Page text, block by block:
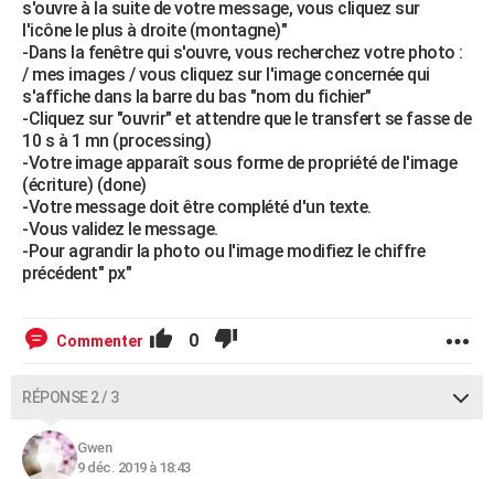
s'ouvre à la suite de votre message, vous cliquez sur
l'icône le plus à droite (montagne)"
-Dans la fenêtre qui s'ouvre, vous recherchez votre photo :
/ mes images / vous cliquez sur l'image concernée qui
s'affiche dans la barre du bas "nom du fichier"
-Cliquez sur "ouvrir" et attendre que le transfert se fasse de
10 s à 1 mn (processing)
-Votre image apparaît sous forme de propriété de l'image
(écriture) (done)
-Votre message doit être complété d'un texte.
-Vous validez le message.
-Pour agrandir la photo ou l'image modifiez le chiffre
précédent" px"
Commenter 0
RÉPONSE 2 / 3
Gwen
9 déc. 2019 à 18:43